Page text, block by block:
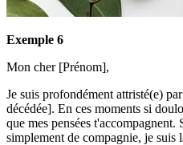
Exemple 6
Mon cher [Prénom],
Je suis profondément attristé(e)
décédée]. En ces moments si
que mes pensées t'accompagnent.
simplement de compagnie, je suis